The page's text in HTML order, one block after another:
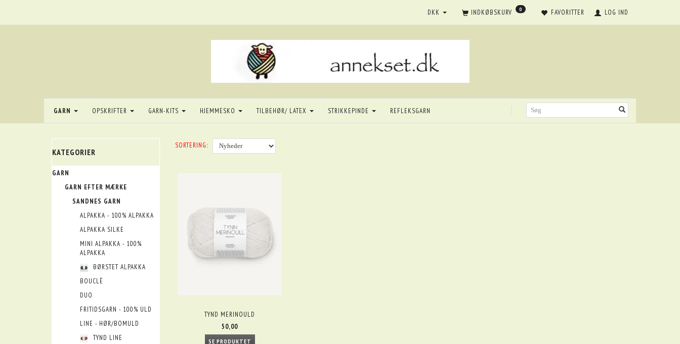
FAVORITTER LOG IND
INDKØBSKURV 0
DKK
GARN OPSKRIFTER GARN-KITS HJEMMESKO TILBEHØR/ LATEX STRIKKEPINDE REFLEKSGARN
KATEGORIER
GARN
GARN EFTER MÆRKE
SANDNES GARN
ALPAKKA - 100% ALPAKKA
ALPAKKA SILKE
MINI ALPAKKA - 100%
ALPAKKA
BØRSTET ALPAKKA
BOUCLÈ
DUO
FRITIDSGARN - 100% ULD
LINE - HØR/BOMULD
TYND LINE
SORTERING:
TYND MERINOULD
50,00
SE PRODUKTET